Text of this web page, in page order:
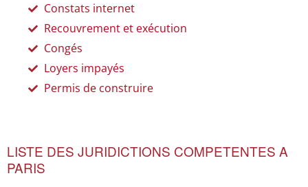
Constats internet
Recouvrement et exécution
Congés
Loyers impayés
Permis de construire
LISTE DES JURIDICTIONS COMPETENTES A
PARIS